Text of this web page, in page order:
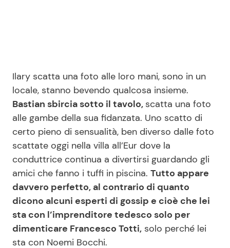
Ilary scatta una foto alle loro mani, sono in un
locale, stanno bevendo qualcosa insieme.
Bastian sbircia sotto il tavolo, scatta una foto
alle gambe della sua fidanzata. Uno scatto di
certo pieno di sensualità, ben diverso dalle foto
scattate oggi nella villa all’Eur dove la
conduttrice continua a divertirsi guardando gli
amici che fanno i tuffi in piscina. Tutto appare
davvero perfetto, al contrario di quanto
dicono alcuni esperti di gossip e cioè che lei
sta con l’imprenditore tedesco solo per
dimenticare Francesco Totti, solo perché lei
sta con Noemi Bocchi.